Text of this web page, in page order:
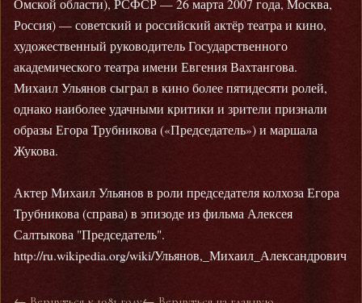
Омской области), РСФСР — 26 марта 2007 года, Москва,
Россия) — советский и российский актёр театра и кино,
художественный руководитель Государственного
академического театра имени Евгения Вахтангова.
Михаил Ульянов сыграл в кино более пятидесяти ролей,
однако наиболее удачными критики и зрители признали
образы Егора Трубникова («Председатель») и маршала
Жукова.
Актер Михаил Ульянов в роли председателя колхоза Егора
Трубникова (справа) в эпизоде из фильма Алексея
Салтыкова "Председатель".
http://ru.wikipedia.org/wiki/Ульянов,_Михаил_Александрович